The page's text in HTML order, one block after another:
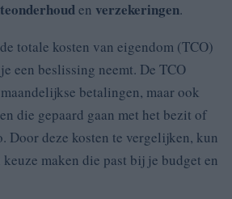
onderhouden verzekeringen.
totale kosten van eigendom (TCO)
een beslissing neemt. De TCO
betalingen, maar ook
die gepaard gaan met het bezit of
Door deze kosten te vergelijken, kun
maken die past bij je budget en